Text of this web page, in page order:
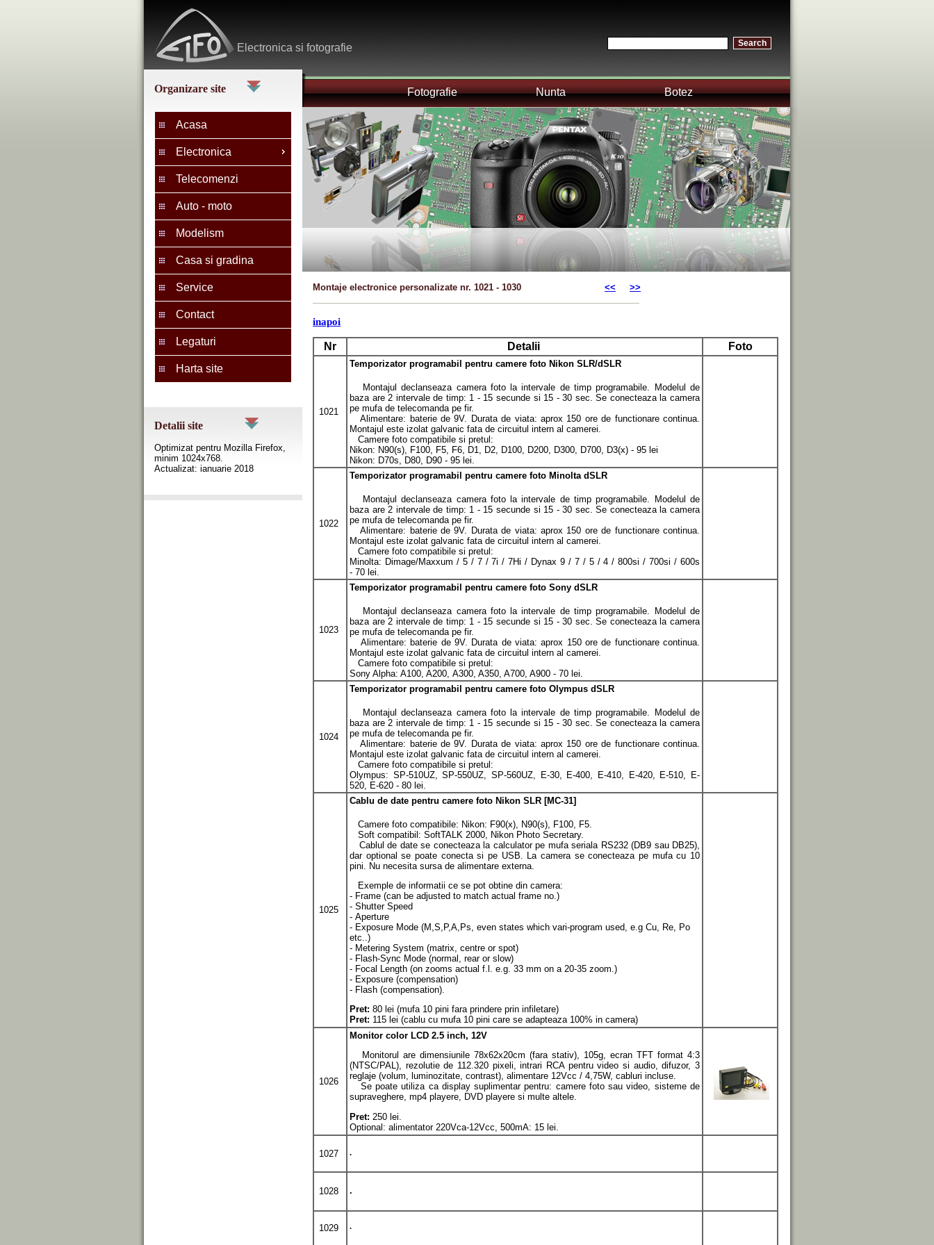
Electronica si fotografie
Organizare site Fotografie Nunta Botez
Acasa
Electronica
Telecomenzi
Auto - moto
Modelism
Casa si gradina
Service
Contact
Legaturi
Harta site
Detalii site
Optimizat pentru Mozilla Firefox,
minim 1024x768.
Actualizat: ianuarie 2018
Montaje electronice personalizate nr. 1021 - 1030 << >>
inapoi
Nr Detalii Foto
1021
Temporizator programabil pentru camere foto Nikon SLR/dSLR
Montajul declanseaza camera foto la intervale de timp programabile. Modelul de
baza are 2 intervale de timp: 1 - 15 secunde si 15 - 30 sec. Se conecteaza la camera
pe mufa de telecomanda pe fir.
Alimentare: baterie de 9V. Durata de viata: aprox 150 ore de functionare continua.
Montajul este izolat galvanic fata de circuitul intern al camerei.
Camere foto compatibile si pretul:
Nikon: N90(s), F100, F5, F6, D1, D2, D100, D200, D300, D700, D3(x) - 95 lei
Nikon: D70s, D80, D90 - 95 lei.
1022
Temporizator programabil pentru camere foto Minolta dSLR
Montajul declanseaza camera foto la intervale de timp programabile. Modelul de
baza are 2 intervale de timp: 1 - 15 secunde si 15 - 30 sec. Se conecteaza la camera
pe mufa de telecomanda pe fir.
Alimentare: baterie de 9V. Durata de viata: aprox 150 ore de functionare continua.
Montajul este izolat galvanic fata de circuitul intern al camerei.
Camere foto compatibile si pretul:
Minolta: Dimage/Maxxum / 5 / 7 / 7i / 7Hi / Dynax 9 / 7 / 5 / 4 / 800si / 700si / 600s
- 70 lei.
1023
Temporizator programabil pentru camere foto Sony dSLR
Montajul declanseaza camera foto la intervale de timp programabile. Modelul de
baza are 2 intervale de timp: 1 - 15 secunde si 15 - 30 sec. Se conecteaza la camera
pe mufa de telecomanda pe fir.
Alimentare: baterie de 9V. Durata de viata: aprox 150 ore de functionare continua.
Montajul este izolat galvanic fata de circuitul intern al camerei.
Camere foto compatibile si pretul:
Sony Alpha: A100, A200, A300, A350, A700, A900 - 70 lei.
1024
Temporizator programabil pentru camere foto Olympus dSLR
Montajul declanseaza camera foto la intervale de timp programabile. Modelul de
baza are 2 intervale de timp: 1 - 15 secunde si 15 - 30 sec. Se conecteaza la camera
pe mufa de telecomanda pe fir.
Alimentare: baterie de 9V. Durata de viata: aprox 150 ore de functionare continua.
Montajul este izolat galvanic fata de circuitul intern al camerei.
Camere foto compatibile si pretul:
Olympus: SP-510UZ, SP-550UZ, SP-560UZ, E-30, E-400, E-410, E-420, E-510, E-
520, E-620 - 80 lei.
1025
Cablu de date pentru camere foto Nikon SLR [MC-31]
Camere foto compatibile: Nikon: F90(x), N90(s), F100, F5.
Soft compatibil: SoftTALK 2000, Nikon Photo Secretary.
Cablul de date se conecteaza la calculator pe mufa seriala RS232 (DB9 sau DB25),
dar optional se poate conecta si pe USB. La camera se conecteaza pe mufa cu 10
pini. Nu necesita sursa de alimentare externa.
Exemple de informatii ce se pot obtine din camera:
- Frame (can be adjusted to match actual frame no.)
- Shutter Speed
- Aperture
- Exposure Mode (M,S,P,A,Ps, even states which vari-program used, e.g Cu, Re, Po
etc..)
- Metering System (matrix, centre or spot)
- Flash-Sync Mode (normal, rear or slow)
- Focal Length (on zooms actual f.l. e.g. 33 mm on a 20-35 zoom.)
- Exposure (compensation)
- Flash (compensation).
Pret: 80 lei (mufa 10 pini fara prindere prin infiletare)
Pret: 115 lei (cablu cu mufa 10 pini care se adapteaza 100% in camera)
1026
Monitor color LCD 2.5 inch, 12V
Monitorul are dimensiunile 78x62x20cm (fara stativ), 105g, ecran TFT format 4:3
(NTSC/PAL), rezolutie de 112.320 pixeli, intrari RCA pentru video si audio, difuzor, 3
reglaje (volum, luminozitate, contrast), alimentare 12Vcc / 4,75W, cabluri incluse.
Se poate utiliza ca display suplimentar pentru: camere foto sau video, sisteme de
supraveghere, mp4 playere, DVD playere si multe altele.
Pret: 250 lei.
Optional: alimentator 220Vca-12Vcc, 500mA: 15 lei.
1027 .
1028 .
1029 .